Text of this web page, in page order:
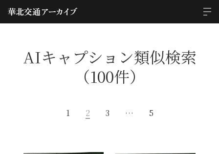
AIキャプション類似検索
（100件）
1 2 3 … 5